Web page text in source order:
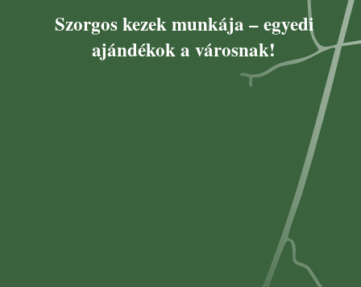
Szorgos kezek munkája – egyedi
ajándékok a városnak!